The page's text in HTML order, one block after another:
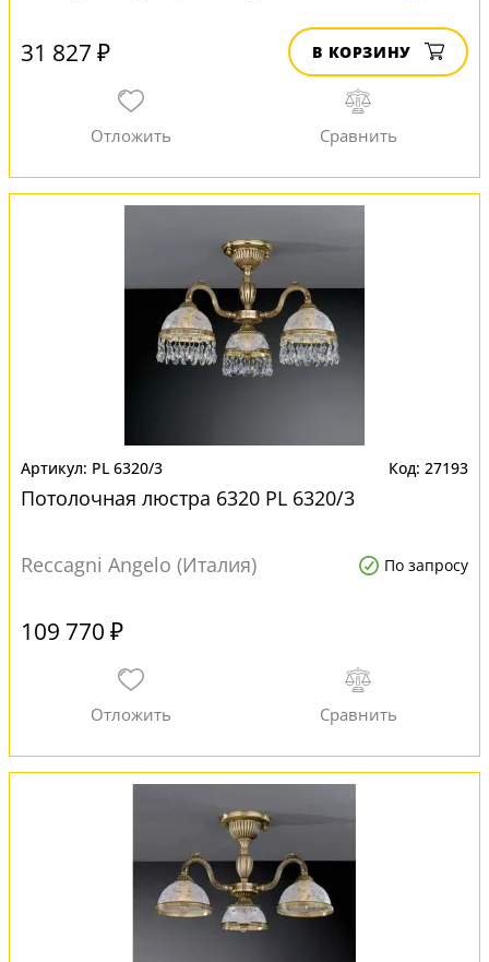
31 827 ₽ В КОРЗИНУ
PL 6320/3 27193
Потолочная люстра 6320 PL 6320/3
Reccagni Angelo (Италия) По запросу
109 770 ₽